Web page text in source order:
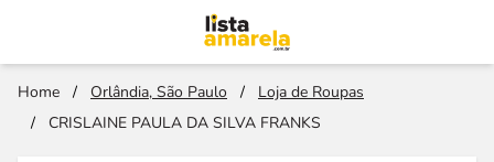
Home / Orlândia, São Paulo /
Loja de Roupas
/
CRISLAINE PAULA DA SILVA FRANKS